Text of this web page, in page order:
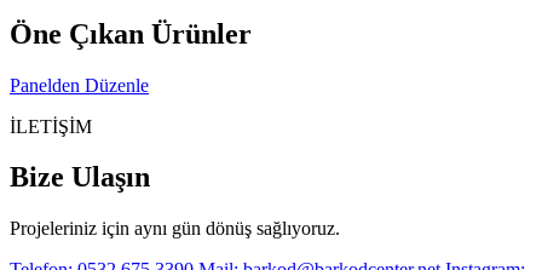
Öne Çıkan Ürünler
Panelden Düzenle
İLETİŞİM
Bize Ulaşın
Projeleriniz için aynı gün dönüş sağlıyoruz.